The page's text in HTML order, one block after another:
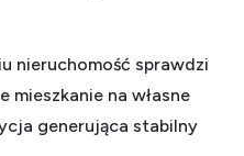
nieruchomość sprawdzi
na własne
generująca stabilny